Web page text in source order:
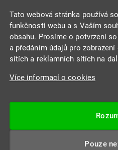
INTEGRA CENTRUM s.r.o.
Jabloňová 662/7
Datová schránka: 4beca6d
Tato webová stránka používá
funkčnosti webu a s Vaším
obsahu. Prosíme o potvrzení
a předáním údajů pro
sítích a reklamních sítích na
Více informací o cookies
Pouze